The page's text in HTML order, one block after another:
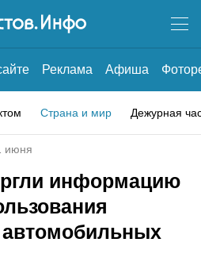
Реклама Афиша
Страна и мир Дежурная
июня
информацию